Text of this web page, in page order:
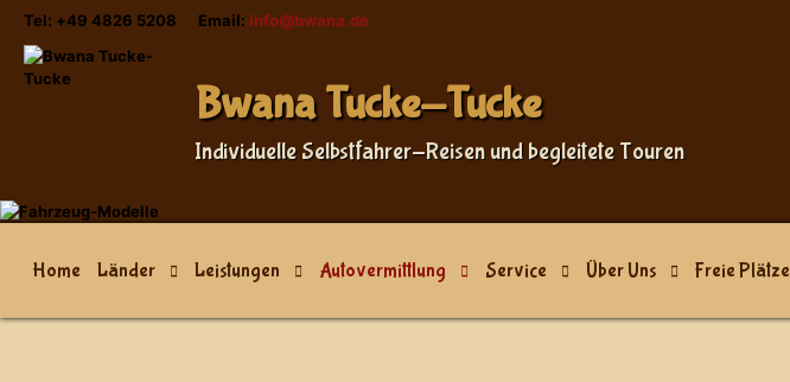
Tel: +49 4826 5208 Email: info@bwana.de
Bwana Tucke-Tucke
Individuelle Selbstfahrer-Reisen und begleitete Touren
Home Länder Leistungen Autovermittlung Service Über Uns Freie Plätze